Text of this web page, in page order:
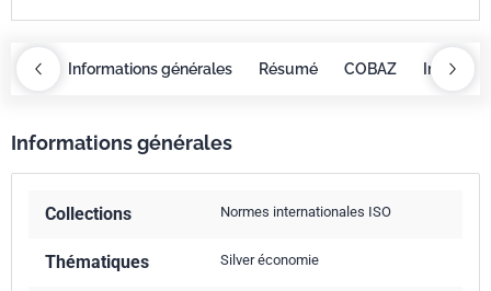
Informations générales Résumé COBAZ
Informations générales
Collections Normes internationales ISO
Thématiques Silver économie